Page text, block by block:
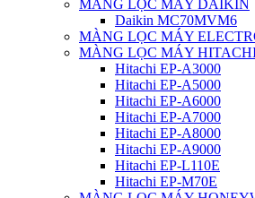
MÀNG LỌC MÁY DAIKIN
Daikin MC70MVM6
MÀNG LỌC MÁY
MÀNG LỌC MÁY
Hitachi EP-A3000
Hitachi EP-A5000
Hitachi EP-A6000
Hitachi EP-A7000
Hitachi EP-A8000
Hitachi EP-A9000
Hitachi EP-L110E
Hitachi EP-M70E